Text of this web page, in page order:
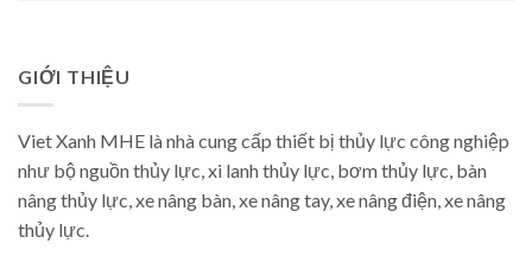
GIỚI THIỆU
Viet Xanh MHE là nhà cung cấp thiết bị thủy lực công nghiệp
như bộ nguồn thủy lực, xi lanh thủy lực, bơm thủy lực, bàn
nâng thủy lực, xe nâng bàn, xe nâng tay, xe nâng điện, xe nâng
thủy lực.